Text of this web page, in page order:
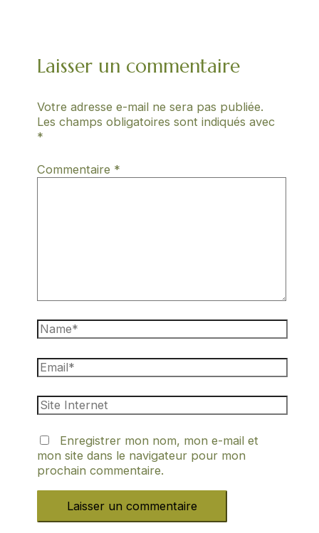
Laisser un commentaire
Votre adresse e-mail ne sera pas publiée.
Les champs obligatoires sont indiqués avec
*
Commentaire *
Enregistrer mon nom, mon e-mail et
mon site dans le navigateur pour mon
prochain commentaire.